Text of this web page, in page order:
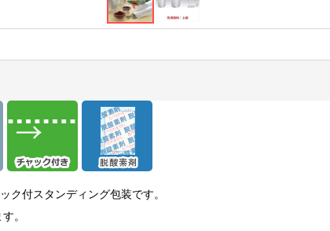
ク付スタンディング包装です。
。